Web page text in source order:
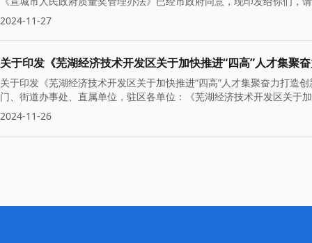
2024-11-27
关于印发《芜湖经济技术开发区关于加快推进“四高”人才集聚
关于印发《芜湖经济技术开发区关于加快推进“四高”人才集聚奋力打造
门、街道办事处、直属单位，驻区各单位：《芜湖经济技术开发区关于
2024-11-26